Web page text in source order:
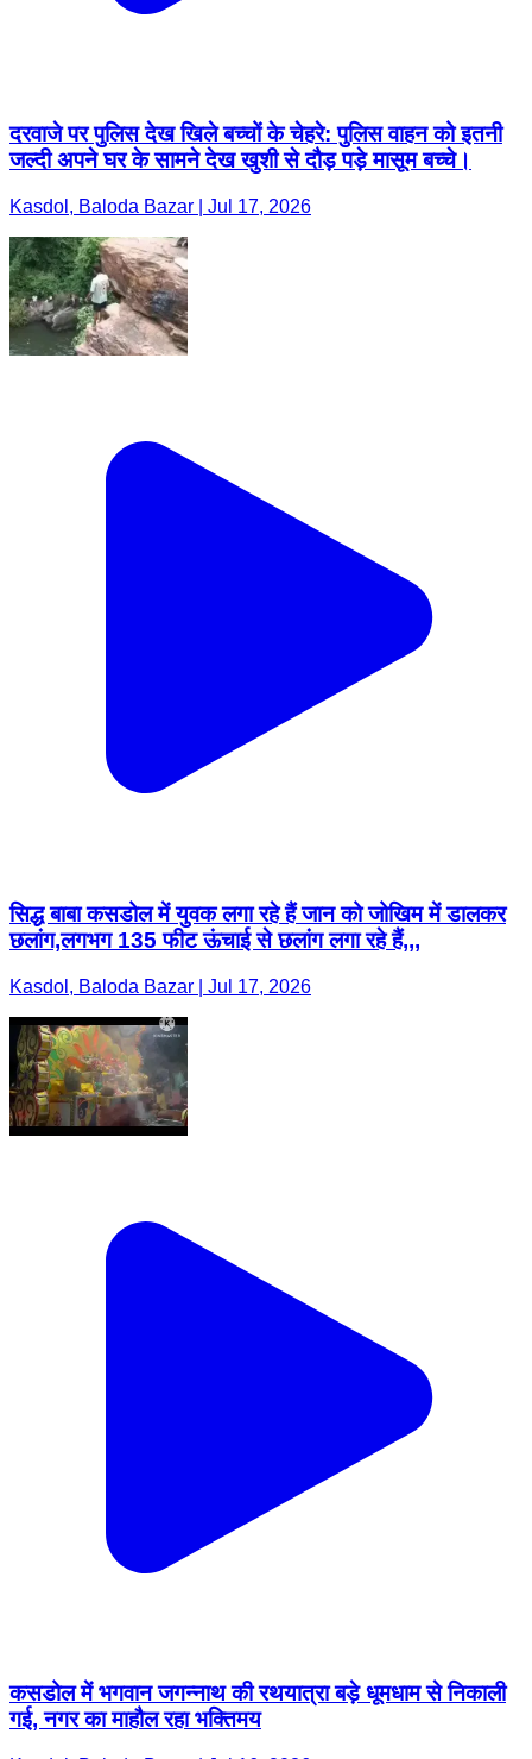
दरवाजे पर पुलिस देख खिले बच्चों के चेहरे: पुलिस वाहन को इतनी
जल्दी अपने घर के सामने देख खुशी से दौड़ पड़े मासूम बच्चे।
Kasdol, Baloda Bazar | Jul 17, 2026
सिद्ध बाबा कसडोल में युवक लगा रहे हैं जान को जोखिम में डालकर
छलांग,लगभग 135 फीट ऊंचाई से छलांग लगा रहे हैं,,,
Kasdol, Baloda Bazar | Jul 17, 2026
कसडोल में भगवान जगन्नाथ की रथयात्रा बड़े धूमधाम से निकाली
गई, नगर का माहौल रहा भक्तिमय